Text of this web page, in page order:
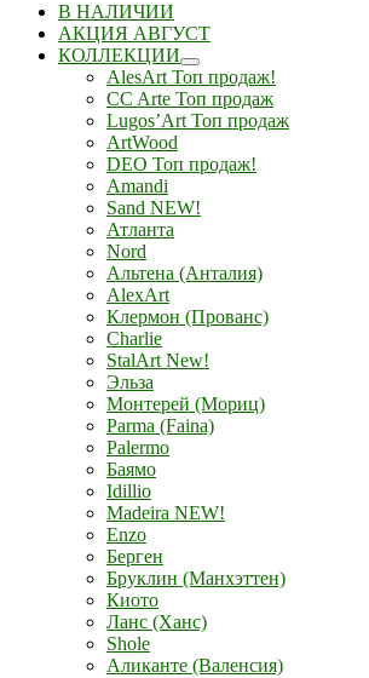
В НАЛИЧИИ
АКЦИЯ АВГУСТ
КОЛЛЕКЦИИ
AlesArt Топ продаж!
CC Arte Топ продаж
Lugos’Art Топ продаж
ArtWood
DEO Топ продаж!
Amandi
Sand NEW!
Атланта
Nord
Альтена (Анталия)
AlexArt
Клермон (Прованс)
Charlie
StalArt New!
Эльза
Монтерей (Мориц)
Parma (Faina)
Palermo
Баямо
Idillio
Madeira NEW!
Enzo
Берген
Бруклин (Манхэттен)
Киото
Ланс (Ханс)
Shole
Аликанте (Валенсия)